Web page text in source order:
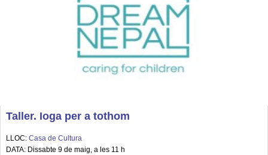
Taller. Ioga per a tothom
LLOC: Casa de Cultura
DATA: Dissabte 9 de maig, a les 11 h